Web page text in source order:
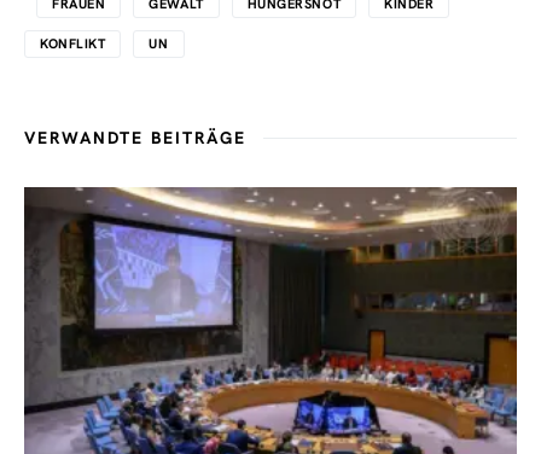
FRAUEN GEWALT HUNGERSNOT KINDER
KONFLIKT UN
VERWANDTE BEITRÄGE